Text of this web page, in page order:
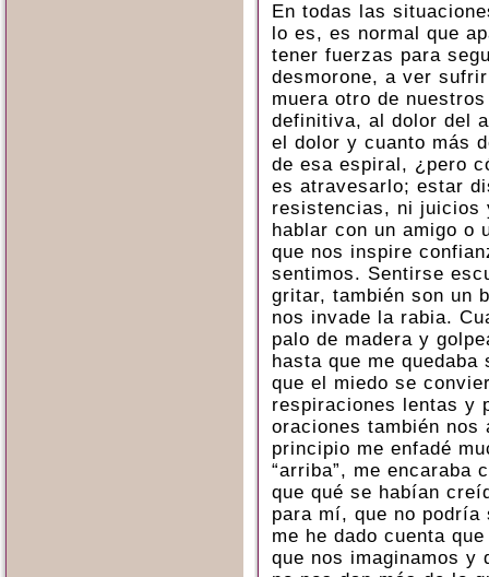
En todas las
lo es, es normal que
tener fuerzas para
desmorone, a ver
muera otro de
definitiva, al dolor del
el dolor y cuanto más
de esa espiral, ¿pero
es atravesarlo; estar
resistencias, ni juicios
hablar con un amigo o
que nos inspire
sentimos. Sentirse
gritar, también son un
nos invade la rabia.
palo de madera y
hasta que me
que el miedo se
respiraciones lentas y
oraciones también nos
principio me enfadé
“arriba”, me encaraba
que qué se habían
para mí, que no
me he dado cuenta
que nos imaginamos y